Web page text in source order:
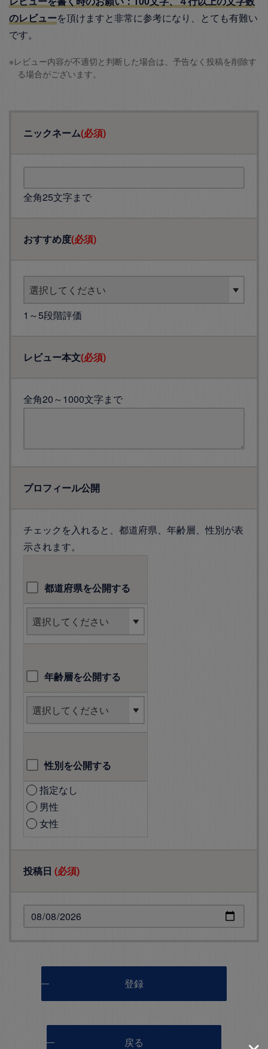
のレビューを頂けますと非常に参考になり、とても有難い
です。
※レビュー内容が不適切と判断した場合は、予告なく投稿を削除す
る場合がございます。
ニックネーム(必須)
全角25文字まで
おすすめ度(必須)
1～5段階評価
レビュー本文(必須)
全角20～1000文字まで
プロフィール公開
チェックを入れると、都道府県、年齢層、性別が表
示されます。
都道府県を公開する
年齢層を公開する
性別を公開する
指定なし
男性
女性
投稿日 (必須)
登録
戻る